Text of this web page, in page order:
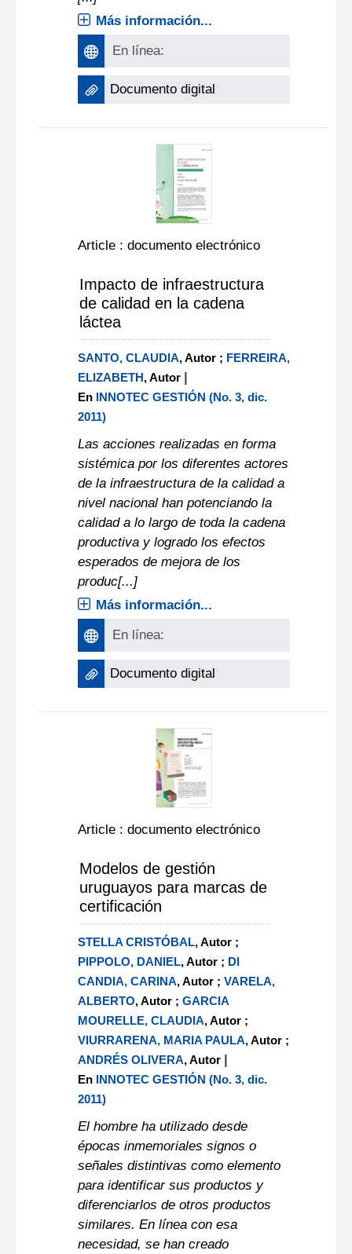
Más información...
En línea:
Documento digital
Article : documento electrónico
Impacto de infraestructura
de calidad en la cadena
láctea
SANTO, CLAUDIA, Autor ; FERREIRA,
ELIZABETH, Autor |
En INNOTEC GESTIÓN (No. 3, dic.
2011)
Las acciones realizadas en forma
sistémica por los diferentes actores
de la infraestructura de la calidad a
nivel nacional han potenciando la
calidad a lo largo de toda la cadena
productiva y logrado los efectos
esperados de mejora de los
produc[...]
Más información...
En línea:
Documento digital
Article : documento electrónico
Modelos de gestión
uruguayos para marcas de
certificación
STELLA CRISTÓBAL, Autor ;
PIPPOLO, DANIEL, Autor ; DI
CANDIA, CARINA, Autor ; VARELA,
ALBERTO, Autor ; GARCIA
MOURELLE, CLAUDIA, Autor ;
VIURRARENA, MARIA PAULA, Autor ;
ANDRÉS OLIVERA, Autor |
En INNOTEC GESTIÓN (No. 3, dic.
2011)
El hombre ha utilizado desde
épocas inmemoriales signos o
señales distintivas como elemento
para identificar sus productos y
diferenciarlos de otros productos
similares. En línea con esa
necesidad, se han creado